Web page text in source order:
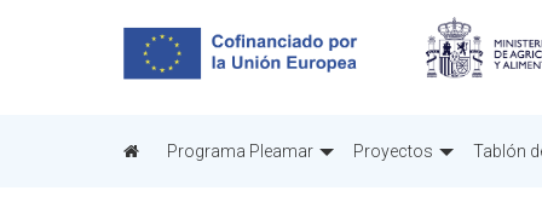
Programa Pleamar Proyectos Tablón